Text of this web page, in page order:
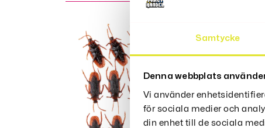
Samtycke
Denna webbplats
Vi använder
för sociala medier och
din enhet till de sociala